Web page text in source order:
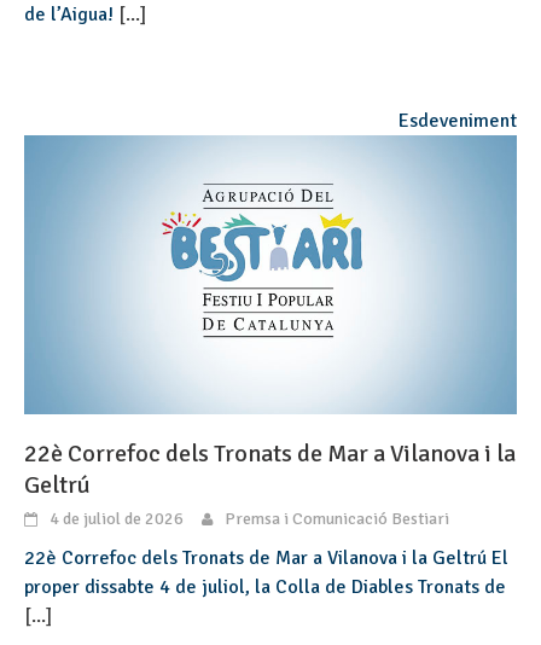
de l’Aigua! [...]
Esdeveniment
22è Correfoc dels Tronats de Mar a Vilanova i la
Geltrú
4 de juliol de 2026 Premsa i Comunicació Bestiari
22è Correfoc dels Tronats de Mar a Vilanova i la Geltrú El
proper dissabte 4 de juliol, la Colla de Diables Tronats de
[...]